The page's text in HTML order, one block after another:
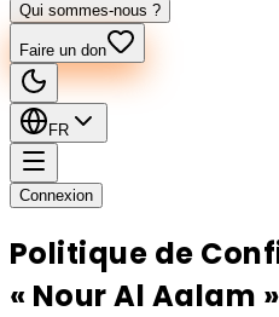
Qui sommes-nous ?
Faire un don
FR
Connexion
Politique de
« Nour Al Aalam »